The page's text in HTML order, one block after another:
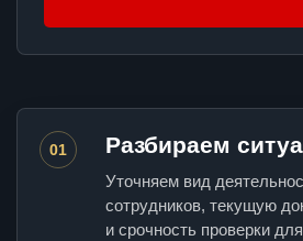
01 Разбираем
Уточняем вид
сотрудников, текущую
и срочность проверки